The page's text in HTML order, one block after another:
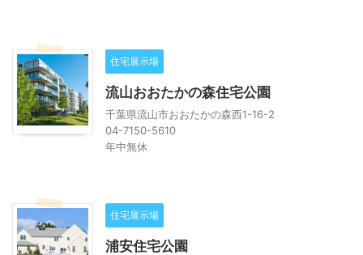
住宅展示場
流山おおたかの森住宅公園
千葉県流山市おおたかの森西1-16-2
04-7150-5610
年中無休
住宅展示場
浦安住宅公園